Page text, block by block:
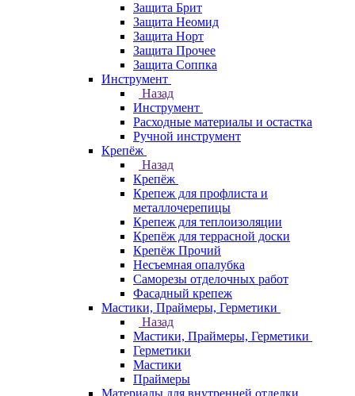
Защита Брит
Защита Неомид
Защита Норт
Защита Прочее
Защита Соппка
Инструмент
Назад
Инструмент
Расходные материалы и остастка
Ручной инструмент
Крепёж
Назад
Крепёж
Крепеж для профлиста и
металлочерепицы
Крепеж для теплоизоляции
Крепёж для террасной доски
Крепёж Прочий
Несъемная опалубка
Саморезы отделочных работ
Фасадный крепеж
Мастики, Праймеры, Герметики
Назад
Мастики, Праймеры, Герметики
Герметики
Мастики
Праймеры
Материалы для внутренней отделки